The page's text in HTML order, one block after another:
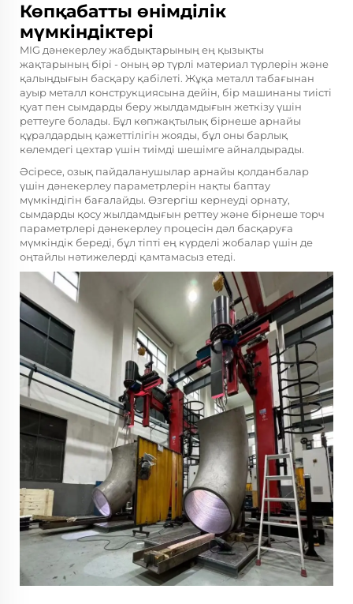
Көпқабатты өнімділік
мүмкіндіктері
MIG дәнекерлеу жабдықтарының ең қызықты
жақтарының бірі - оның әр түрлі материал түрлерін және
қалыңдығын басқару қабілеті. Жұқа металл табағынан
ауыр металл конструкциясына дейін, бір машинаны тиісті
қуат пен сымдарды беру жылдамдығын жеткізу үшін
реттеуге болады. Бұл көпжақтылық бірнеше арнайы
құралдардың қажеттілігін жояды, бұл оны барлық
көлемдегі цехтар үшін тиімді шешімге айналдырады.
Әсіресе, озық пайдаланушылар арнайы қолданбалар
үшін дәнекерлеу параметрлерін нақты баптау
мүмкіндігін бағалайды. Өзгергіш кернеуді орнату,
сымдарды қосу жылдамдығын реттеу және бірнеше торч
параметрлері дәнекерлеу процесін дәл басқаруға
мүмкіндік береді, бұл тіпті ең күрделі жобалар үшін де
оңтайлы нәтижелерді қамтамасыз етеді.